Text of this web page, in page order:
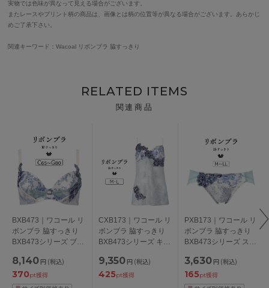
実物では色味が異なって見える場合がございます。
またレースやプリント柄の商品は、画像とは柄の位置等が異なる場合がございます。あらかじ
めご了承下さい。
関連キーワード：Wacoal リボンブラ 脇すっきり
RELATED ITEMS
関連商品
BXB473｜ワコール リ
ボンブラ 脇すっきり
BXB473シリーズ ブラ
ップ アンダー
65/70/75/80/85cm
8,140 円 (税込)
370pt獲得
CXB173｜ワコール リ
ボンブラ 脇すっきり
BXB473シリーズ キャ
9,350 円 (税込)
425pt獲得
PXB173｜ワコール リ
ボンブラ 脇すっきり
BXB473シリーズ スタ
/LL
3,630 円 (税込)
165pt獲得